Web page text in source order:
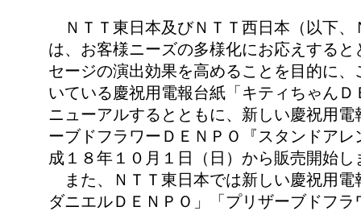
ＮＴＴ東日本及びＮＴＴ西日本（以下、
は、お客様ニーズの多様化にお応えすると
セージの演出効果を高めることを目的に、
いている慶祝用電報台紙「キティちゃんＤ
ニューアルするとともに、新しい慶祝用電
ーブドフラワーＤＥＮＰＯ『スタンドアレ
成１８年１０月１日（日）から販売開始し
また、ＮＴＴ東日本では新しい慶祝用電
ダニエルＤＥＮＰＯ」「プリザーブドフラ